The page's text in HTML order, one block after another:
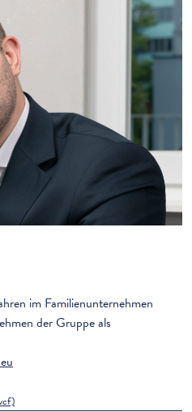
im Familienunternehmen
der Gruppe als